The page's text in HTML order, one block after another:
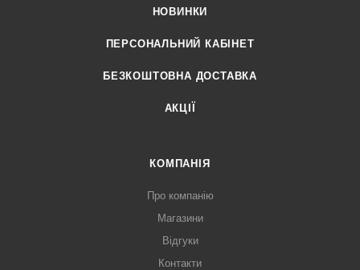
НОВИНКИ
ПЕРСОНАЛЬНИЙ КАБІНЕТ
БЕЗКОШТОВНА ДОСТАВКА
АКЦІЇ
КОМПАНІЯ
Про компанію
Магазини
Відгуки
Контакти